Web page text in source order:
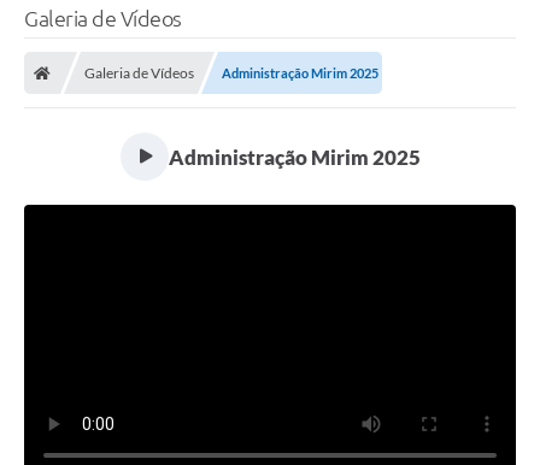
Galeria de Vídeos
Galeria de Vídeos Administração Mirim 2025
Administração Mirim 2025